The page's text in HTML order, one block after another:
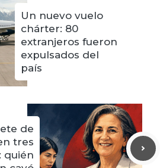
Un nuevo vuelo
chárter: 80
extranjeros fueron
expulsados del
país
de
tres
quién